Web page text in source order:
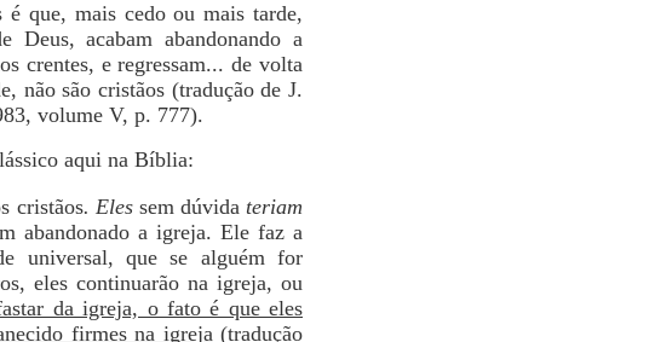
que, mais cedo ou mais tarde,
Deus, acabam abandonando a
crentes, e regressam... de volta
não são cristãos (tradução de J.
volume V, p. 777).
aqui na Bíblia:
cristãos. Eles sem dúvida teriam
abandonado a igreja. Ele faz a
universal, que se alguém for
eles continuarão na igreja, ou
da igreja, o fato é que eles
firmes na igreja(tradução